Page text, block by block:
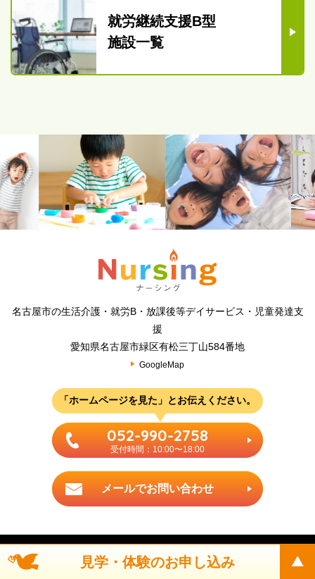
就労継続支援B型
施設一覧
名古屋市の生活介護・就労B・放課後等デイサービス・児童発達支
援
愛知県名古屋市緑区有松三丁山584番地
GoogleMap
「ホームページを見た」とお伝えください。
052-990-2758
受付時間：10:00〜18:00
メールでお問い合わせ
見学・体験のお申し込み